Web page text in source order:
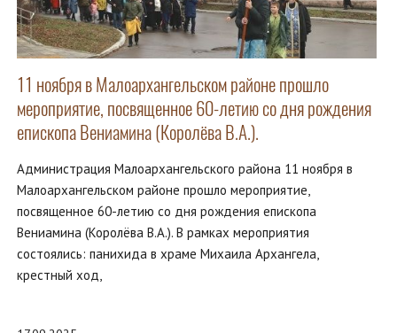
11 ноября в Малоархангельском районе прошло
мероприятие, посвященное 60-летию со дня рождения
епископа Вениамина (Королёва В.А.).
Администрация Малоархангельского района 11 ноября в
Малоархангельском районе прошло мероприятие,
посвященное 60-летию со дня рождения епископа
Вениамина (Королёва В.А.). В рамках мероприятия
состоялись: панихида в храме Михаила Архангела,
крестный ход,